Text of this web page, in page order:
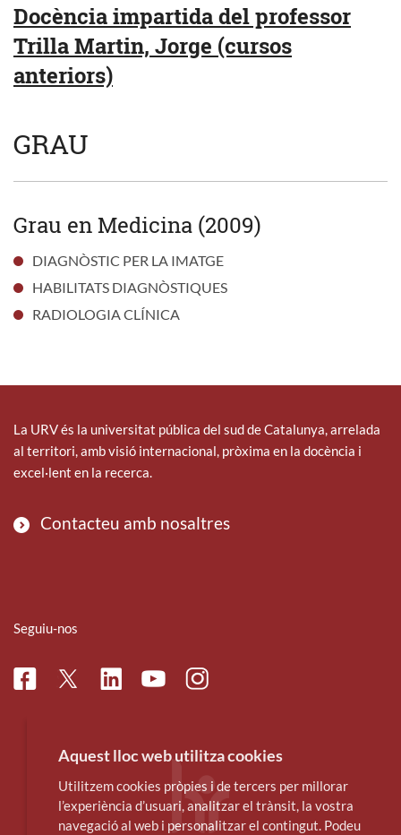
Docència impartida del professor
Trilla Martin, Jorge (cursos
anteriors)
GRAU
Grau en Medicina (2009)
DIAGNÒSTIC PER LA IMATGE
HABILITATS DIAGNÒSTIQUES
RADIOLOGIA CLÍNICA
La URV és la universitat pública del sud de Catalunya, arrelada
al territori, amb visió internacional, pròxima en la docència i
excel·lent en la recerca.
Contacteu amb nosaltres
Seguiu-nos
FacebookTwitterLinkedinYoutubeInstagram
Aquest lloc web utilitza cookies
Utilitzem cookies pròpies i de tercers per millorar
l’experiència d’usuari, analitzar el trànsit, la vostra
navegació al web i personalitzar el contingut. Podeu